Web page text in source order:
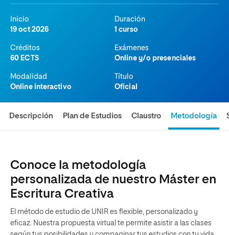
Inicio
19 oct 2026
Duración
1 curso
Créditos
60 ECTS
Exámenes
Online y/o presenciales
Modalidad
Online interactivo
Título
Oficial
Descripción Plan de Estudios Claustro Metodología
Conoce la metodología
personalizada de nuestro Máster en
Escritura Creativa
El método de estudio de UNIR es flexible, personalizado y
eficaz. Nuestra propuesta virtual te permite asistir a las clases